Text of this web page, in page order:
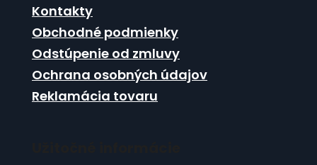
Kontakty
Obchodné podmienky
Odstúpenie od zmluvy
Ochrana osobných údajov
Reklamácia tovaru